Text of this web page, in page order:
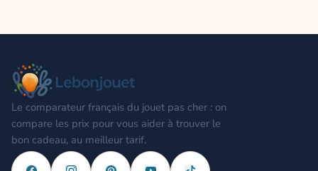
Le comparateur français du jouet pas cher : on
compare les prix pour vous aider à trouver le
bon cadeau, au meilleur tarif.